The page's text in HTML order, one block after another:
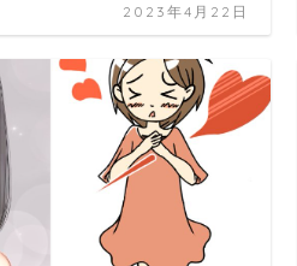
2023年4月22日